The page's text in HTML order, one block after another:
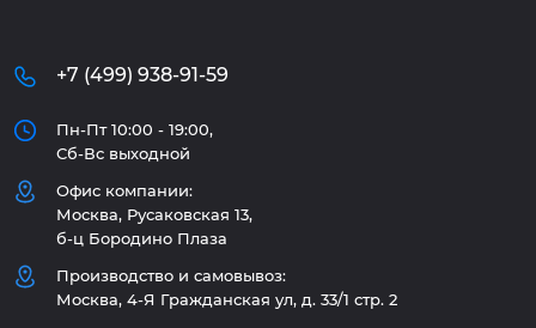
+7 (499) 938-91-59
Пн-Пт 10:00 - 19:00,
Сб-Вс выходной
Офис компании:
Москва, Русаковская 13,
б-ц Бородино Плаза
Производство и самовывоз:
Москва, 4-Я Гражданская ул, д. 33/1 стр. 2